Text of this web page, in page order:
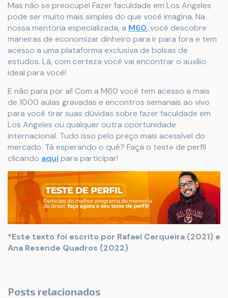
Mas não se preocupe! Fazer faculdade em Los Angeles
pode ser muito mais simples do que você imagina. Na
nossa mentoria especializada, a M60, você descobre
maneiras de economizar dinheiro para ir para fora e tem
acesso a uma plataforma exclusiva de bolsas de
estudos. Lá, com certeza você vai encontrar o auxílio
ideal para você!
E não para por aí! Com a M60 você tem acesso a mais
de 1000 aulas gravadas e encontros semanais ao vivo
para você tirar suas dúvidas sobre fazer faculdade em
Los Angeles ou qualquer outra oportunidade
internacional. Tudo isso pelo preço mais acessível do
mercado. Tá esperando o quê? Faça o teste de perfil
clicando aquipara participar!
*Este texto foi escrito por Rafael Cerqueira (2021) e
Ana Resende Quadros (2022)
Posts relacionados